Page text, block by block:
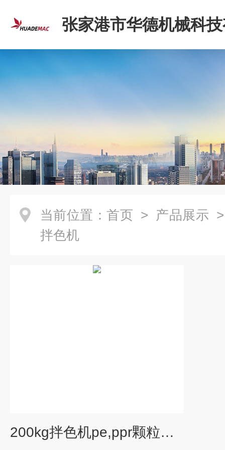
张家港市华德机械科
司
当前位置： 首页 > 产品展示
拌色机
200kg拌色机pe,ppr颗粒粉末塑料粒子混料机搅拌机